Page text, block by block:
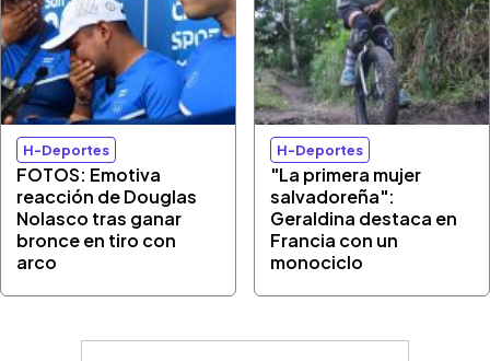
H-Deportes
FOTOS: Emotiva
reacción de Douglas
Nolasco tras ganar
bronce en tiro con
arco
H-Deportes
"La primera mujer
salvadoreña":
Geraldina destaca en
Francia con un
monociclo